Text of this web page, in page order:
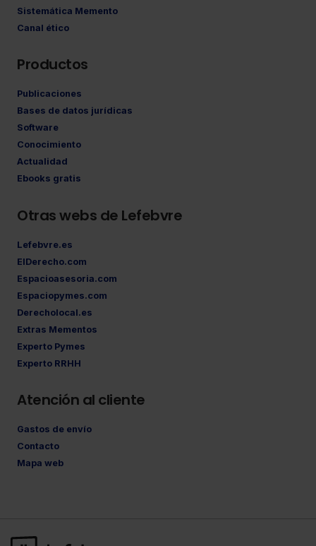
Sistemática Memento
Canal ético
Productos
Publicaciones
Bases de datos jurídicas
Software
Conocimiento
Actualidad
Ebooks gratis
Otras webs de Lefebvre
Lefebvre.es
ElDerecho.com
Espacioasesoria.com
Espaciopymes.com
Derecholocal.es
Extras Mementos
Experto Pymes
Experto RRHH
Atención al cliente
Gastos de envío
Contacto
Mapa web